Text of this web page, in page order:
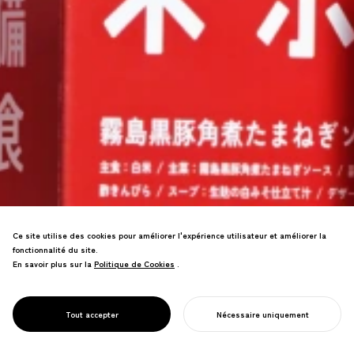
PROJECT
TOKYO BISHOKU
de préparation aux catastrophes grâce à
une cuisine désirable.
Ce site utilise des cookies pour améliorer l'expérience utilisateur et améliorer la
fonctionnalité du site.
En savoir plus sur la Politique de Cookies
Politique de Cookies .
Tout accepter Nécessaire uniquement